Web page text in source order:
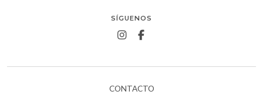
SÍGUENOS
CONTACTO